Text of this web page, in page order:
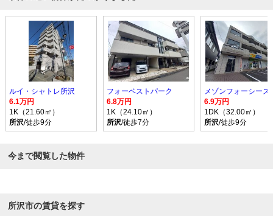
ルイ・シャトレ所沢
6.1万円
1K（21.60㎡）
所沢/徒歩9分
フォーベストパーク
6.8万円
1K（24.10㎡）
所沢/徒歩7分
メゾンフォーシーズ
6.9万円
1DK（32.00㎡）
所沢/徒歩9分
今まで閲覧した物件
所沢市の賃貸を探す